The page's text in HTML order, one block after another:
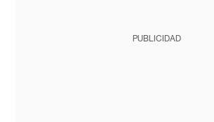
PUBLICIDAD